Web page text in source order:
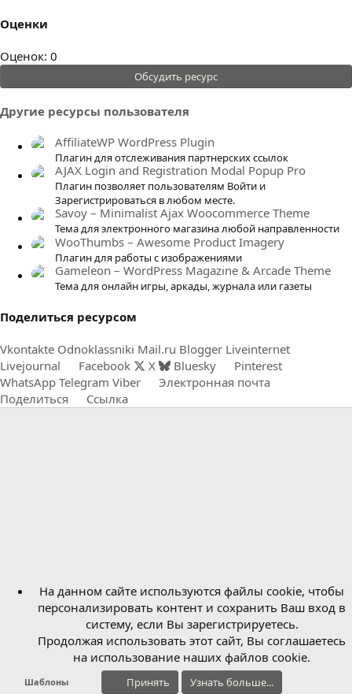
Оценки
0
.
0
0
з
Оценок: 0
Обсудить ресурс
Другие ресурсы пользователя
AffiliateWP WordPress Plugin
Плагин для отслеживания партнерских ссылок
AJAX Login and Registration Modal Popup Pro
Плагин позволяет пользователям Войти и
Зарегистрироваться в любом месте.
Savoy – Minimalist Ajax Woocommerce Theme
Тема для электронного магазина любой направленности
WooThumbs – Awesome Product Imagery
Плагин для работы с изображениями
Gameleon – WordPress Magazine & Arcade Theme
Тема для онлайн игры, аркады, журнала или газеты
Поделиться ресурсом
Vkontakte Odnoklassniki Mail.ru Blogger Liveinternet
Livejournal
Facebook X Bluesky
Pinterest
WhatsApp Telegram Viber
Электронная почта
Поделиться
Ссылка
Шаблоны
На данном сайте используются файлы cookie, чтобы
персонализировать контент и сохранить Ваш вход в
систему, если Вы зарегистрируетесь.
Продолжая использовать этот сайт, Вы соглашаетесь
на использование наших файлов cookie.
Принять Узнать больше...